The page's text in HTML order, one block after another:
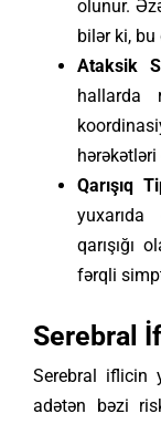
olunur.
bilər ki, bu
Ataksik
hallarda
Qarışıq
qarışığı
fərqli
Serebral
Serebral iflicin
adətən bəzi